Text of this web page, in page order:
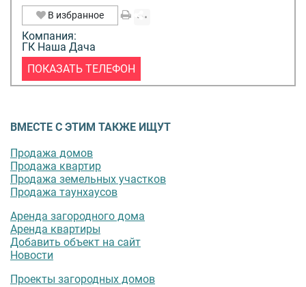
В избранное
Компания:
ГК Наша Дача
ПОКАЗАТЬ ТЕЛЕФОН
ВМЕСТЕ С ЭТИМ ТАКЖЕ ИЩУТ
Продажа домов
Продажа квартир
Продажа земельных участков
Продажа таунхаусов
Аренда загородного дома
Аренда квартиры
Добавить объект на сайт
Новости
Проекты загородных домов